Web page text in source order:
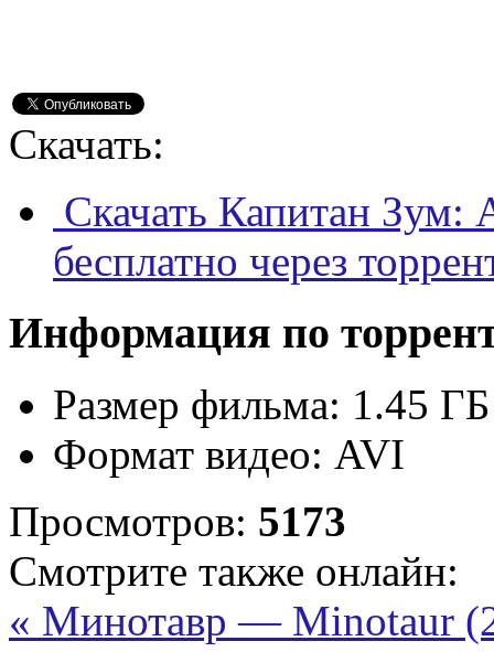
Скачать:
Скачать Капитан Зум:
бесплатно через
Информация по
Размер фильма: 1.45 ГБ
Формат видео: AVI
Просмотров: 5173
Смотрите также онлайн:
« Минотавр — Minotaur